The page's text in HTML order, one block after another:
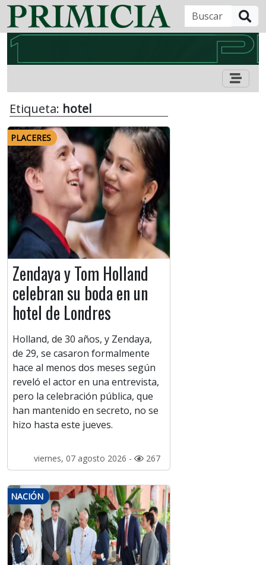
Etiqueta: hotel
PLACERES
Zendaya y Tom Holland
celebran su boda en un
hotel de Londres
Holland, de 30 años, y Zendaya,
de 29, se casaron formalmente
hace al menos dos meses según
reveló el actor en una entrevista,
pero la celebración pública, que
han mantenido en secreto, no se
hizo hasta este jueves.
viernes, 07 agosto 2026 - 267
NACIÓN